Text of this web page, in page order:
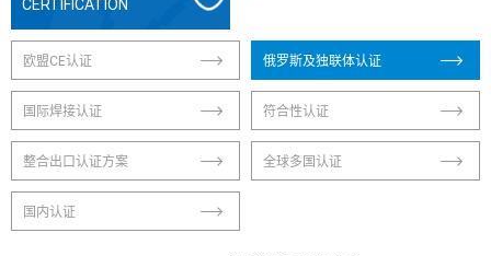
CERTIFICATION
欧盟CE认证 俄罗斯及独联体认证
国际焊接认证 符合性认证
整合出口认证方案 全球多国认证
国内认证